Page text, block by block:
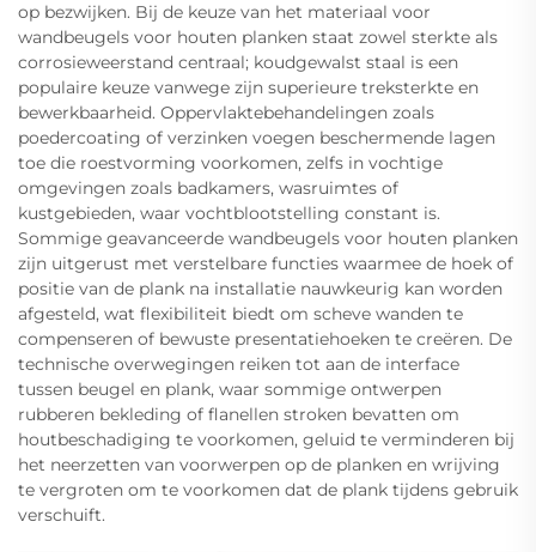
op bezwijken. Bij de keuze van het materiaal voor
wandbeugels voor houten planken staat zowel sterkte als
corrosieweerstand centraal; koudgewalst staal is een
populaire keuze vanwege zijn superieure treksterkte en
bewerkbaarheid. Oppervlaktebehandelingen zoals
poedercoating of verzinken voegen beschermende lagen
toe die roestvorming voorkomen, zelfs in vochtige
omgevingen zoals badkamers, wasruimtes of
kustgebieden, waar vochtblootstelling constant is.
Sommige geavanceerde wandbeugels voor houten planken
zijn uitgerust met verstelbare functies waarmee de hoek of
positie van de plank na installatie nauwkeurig kan worden
afgesteld, wat flexibiliteit biedt om scheve wanden te
compenseren of bewuste presentatiehoeken te creëren. De
technische overwegingen reiken tot aan de interface
tussen beugel en plank, waar sommige ontwerpen
rubberen bekleding of flanellen stroken bevatten om
houtbeschadiging te voorkomen, geluid te verminderen bij
het neerzetten van voorwerpen op de planken en wrijving
te vergroten om te voorkomen dat de plank tijdens gebruik
verschuift.